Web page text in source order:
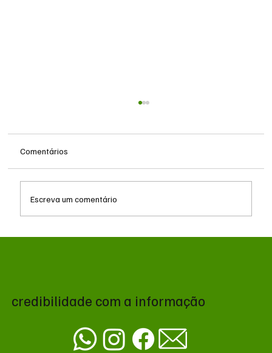
Comentários
Escreva um comentário
credibilidade com a informação